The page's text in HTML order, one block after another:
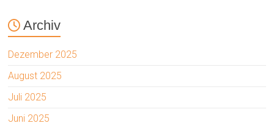
Archiv
Dezember 2025
August 2025
Juli 2025
Juni 2025